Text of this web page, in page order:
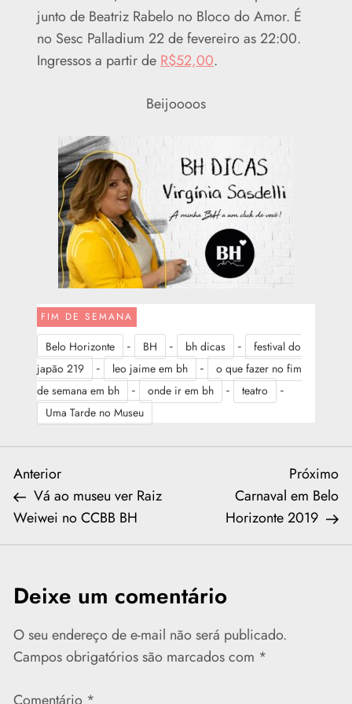
junto de Beatriz Rabelo no Bloco do Amor. É
no Sesc Palladium 22 de fevereiro as 22:00.
Ingressos a partir de R$52,00.
Beijoooos
FIM DE SEMANA
Belo Horizonte - BH - bh dicas -
festival do
japão 219
- leo jaime em bh -
o que fazer no fim
de semana em bh
- onde ir em bh - teatro -
Uma Tarde no Museu
N
a
v
e
g
a
Previous
Post
Anterior
Vá ao museu ver Raiz
Weiwei no CCBB BH
Próximo
Carnaval em Belo
Horizonte 2019
Deixe um comentário
O seu endereço de e-mail não será publicado.
Campos obrigatórios são marcados com *